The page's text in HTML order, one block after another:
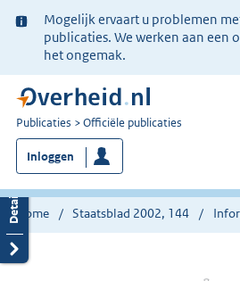
Ter
informatie:
Mogelijk ervaart u problemen
publicaties. We werken aan een
het ongemak.
U
bent
nu
hier:
Publicaties Officiële publicaties
Inloggen
Home Staatsblad 2002, 144